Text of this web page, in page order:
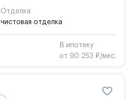
Отделка
чистовая отделка
В ипотеку
от 90 253 ₽/мес.